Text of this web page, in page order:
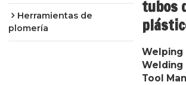
Herramientas de
plomería
tubos
Welping
Welding
Tool